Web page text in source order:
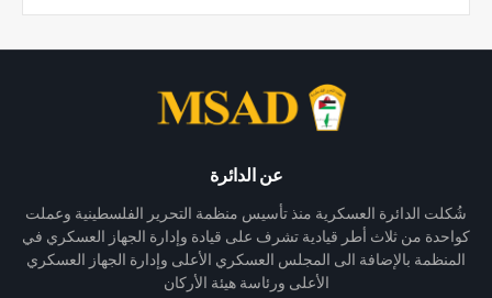
عن الدائرة
شُكلت الدائرة العسكرية منذ تأسيس منظمة التحرير الفلسطينية وعملت
كواحدة من ثلاث أطر قيادية تشرف على قيادة وإدارة الجهاز العسكري في
المنظمة بالإضافة الى المجلس العسكري الأعلى وإدارة الجهاز العسكري
الأعلى ورئاسة هيئة الأركان